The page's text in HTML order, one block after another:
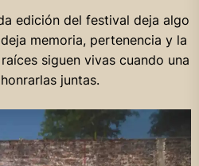
edición del festival deja algo
memoria, pertenencia y la
siguen vivas cuando una
juntas.